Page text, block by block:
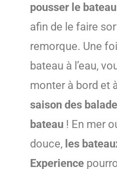
pousser le bateau
afin de le faire
remorque. Une
bateau à l’eau,
monter à bord et
saison des
bateau ! En mer
douce, les
Experience